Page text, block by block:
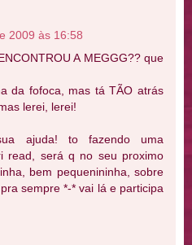
2009 às 16:58
A MEGGG?? que
da fofoca, mas tá TÃO atrás
lerei, lerei!
ajuda! to fazendo uma
read, será q no seu proximo
bem pequenininha, sobre
sempre *-* vai lá e participa